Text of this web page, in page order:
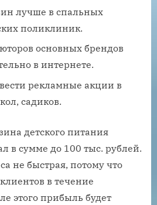
лучше в спальных
поликлиник.
основных брендов
в интернете.
рекламные акции в
садиков.
детского питания
в сумме до 100 тыс. рублей.
не быстрая, потому что
в течение
этого прибыль будет